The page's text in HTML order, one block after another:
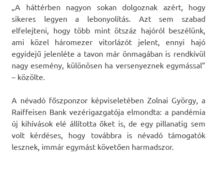
„A háttérben nagyon sokan dolgoznak azért, hogy
sikeres legyen a lebonyolítás. Azt sem szabad
elfelejteni, hogy több mint ötszáz hajóról beszélünk,
ami közel háromezer vitorlázót jelent, ennyi hajó
egyidejű jelenléte a tavon már önmagában is rendkívül
nagy esemény, különösen ha versenyeznek egymással”
– közölte.
A névadó főszponzor képviseletében Zolnai György, a
Raiffeisen Bank vezérigazgatója elmondta: a pandémia
új kihívások elé állította őket is, de egy pillanatig sem
volt kérdéses, hogy továbbra is névadó támogatók
lesznek, immár egymást követően harmadszor.